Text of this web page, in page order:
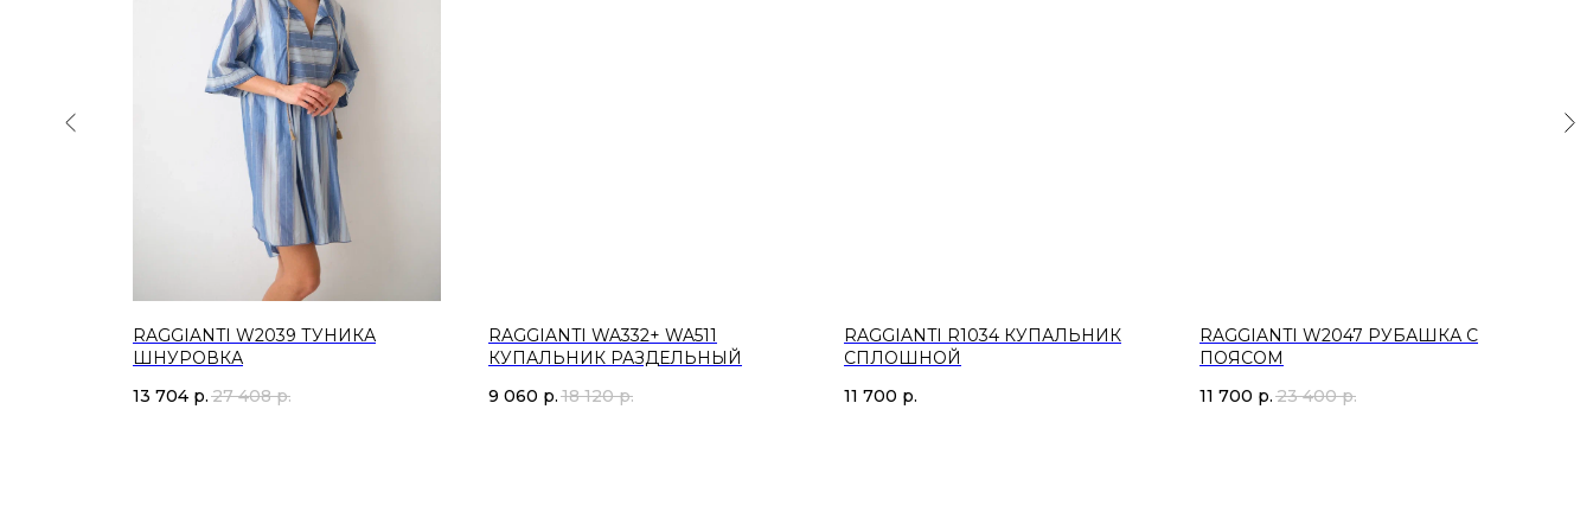
RAGGIANTI W2039 ТУНИКА
ШНУРОВКА
13 704 р. 27 408 р.
RAGGIANTI WA332+ WA511
КУПАЛЬНИК РАЗДЕЛЬНЫЙ
9 060 р. 18 120 р.
RAGGIANTI R1034 КУПАЛЬНИК
СПЛОШНОЙ
11 700 р.
RAGGIANTI W2047 РУБАШКА С
ПОЯСОМ
11 700 р. 23 400 р.